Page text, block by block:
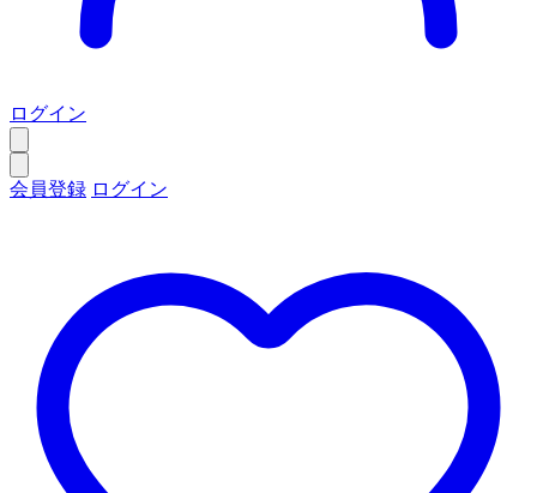
ログイン
会員登録 ログイン